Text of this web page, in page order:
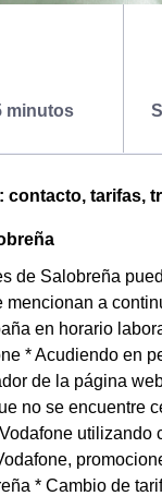
minutos
contacto, tarifas,
de Salobreña
a
en horario
* Acudiendo en
de la página
no se encuentre
* Cambio de